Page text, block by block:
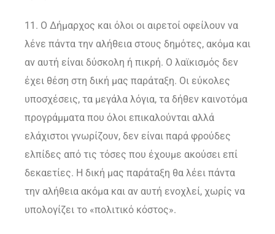
11. Ο Δήμαρχος και όλοι οι αιρετοί οφείλουν να
λένε πάντα την αλήθεια στους δημότες, ακόμα και
αν αυτή είναι δύσκολη ή πικρή. Ο λαϊκισμός δεν
έχει θέση στη δική μας παράταξη. Οι εύκολες
υποσχέσεις, τα μεγάλα λόγια, τα δήθεν καινοτόμα
προγράμματα που όλοι επικαλούνται αλλά
ελάχιστοι γνωρίζουν, δεν είναι παρά φρούδες
ελπίδες από τις τόσες που έχουμε ακούσει επί
δεκαετίες. Η δική μας παράταξη θα λέει πάντα
την αλήθεια ακόμα και αν αυτή ενοχλεί, χωρίς να
υπολογίζει το «πολιτικό κόστος».